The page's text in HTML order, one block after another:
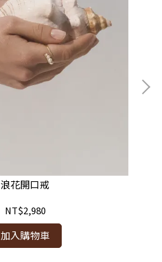
浪花開口戒
NT$2,980
加入購物車